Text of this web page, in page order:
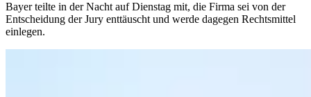
Bayer teilte in der Nacht auf Dienstag mit, die Firma sei von der
Entscheidung der Jury enttäuscht und werde dagegen Rechtsmittel
einlegen.